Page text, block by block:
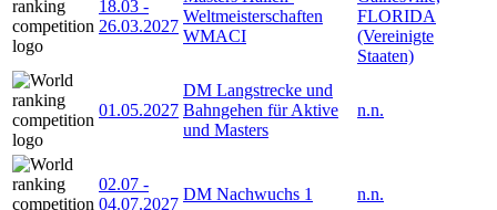
18.03 -
26.03.2027
Weltmeisterschaften
WMACI
FLORIDA
(Vereinigte
Staaten)
01.05.2027
DM Langstrecke und
Bahngehen für Aktive
und Masters
n.n.
02.07 -
04.07.2027
DM Nachwuchs 1 n.n.